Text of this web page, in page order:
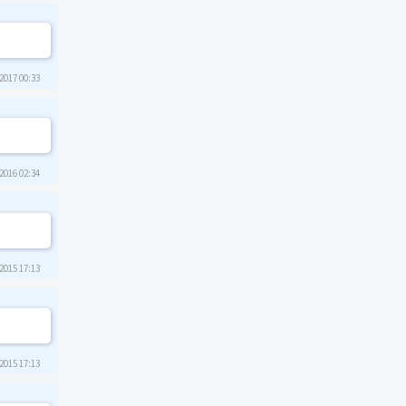
00:33
02:34
17:13
17:13